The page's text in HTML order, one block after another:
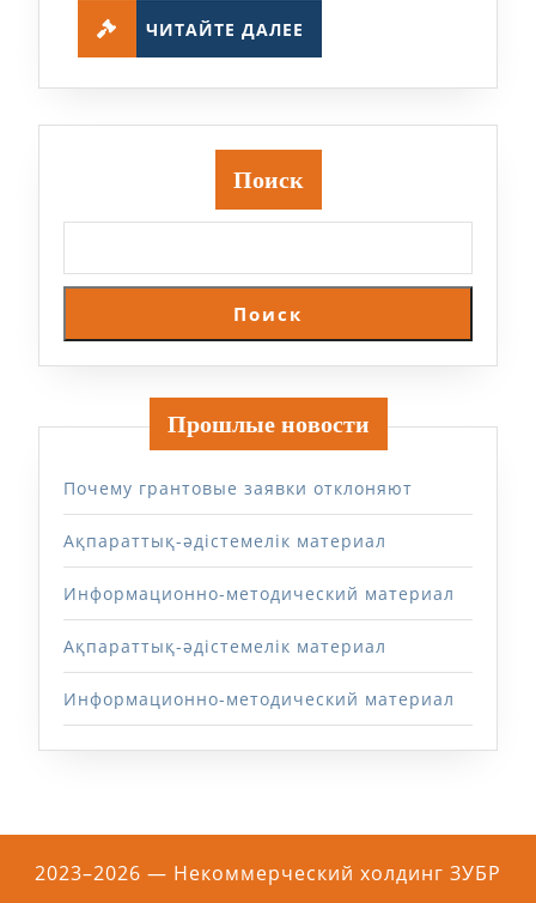
ЧИТАЙТЕ ДАЛЕЕ
Поиск
Поиск
Прошлые новости
Почему грантовые заявки отклоняют
Ақпараттық-әдістемелік материал
Информационно-методический материал
Ақпараттық-әдістемелік материал
Информационно-методический материал
2023–2026 — Некоммерческий холдинг ЗУБР